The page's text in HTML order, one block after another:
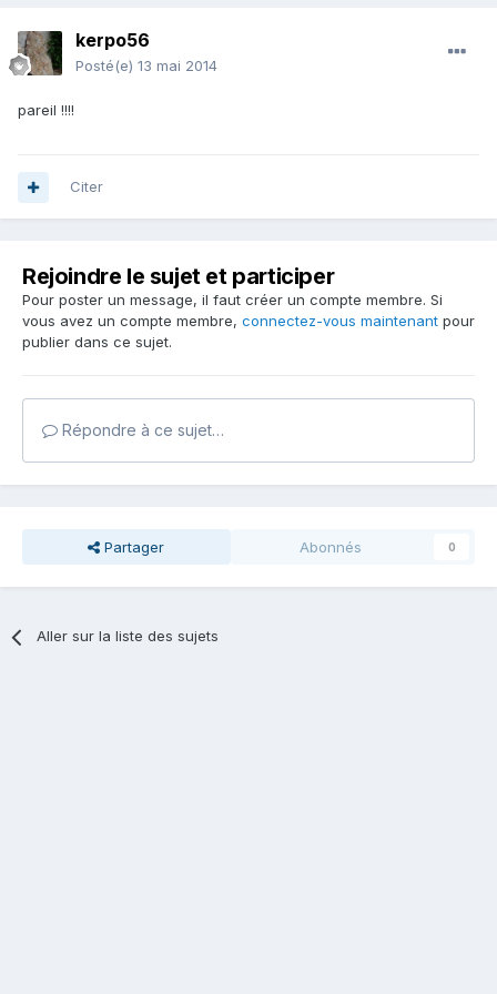
kerpo56
Posté(e) 13 mai 2014
pareil !!!!
Citer
Rejoindre le sujet et participer
Pour poster un message, il faut créer un compte membre. Si
vous avez un compte membre, connectez-vous maintenant pour
publier dans ce sujet.
Répondre à ce sujet…
Partager Abonnés 0
Aller sur la liste des sujets